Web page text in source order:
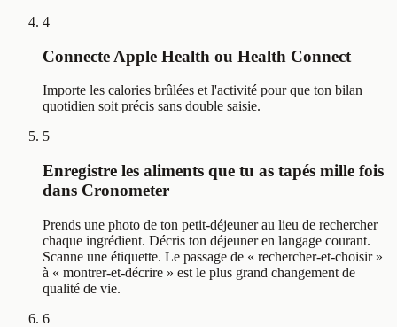
4
Connecte Apple Health ou Health Connect
Importe les calories brûlées et l'activité pour que ton bilan
quotidien soit précis sans double saisie.
5
Enregistre les aliments que tu as tapés mille fois
dans Cronometer
Prends une photo de ton petit-déjeuner au lieu de rechercher
chaque ingrédient. Décris ton déjeuner en langage courant.
Scanne une étiquette. Le passage de « rechercher-et-choisir »
à « montrer-et-décrire » est le plus grand changement de
qualité de vie.
6